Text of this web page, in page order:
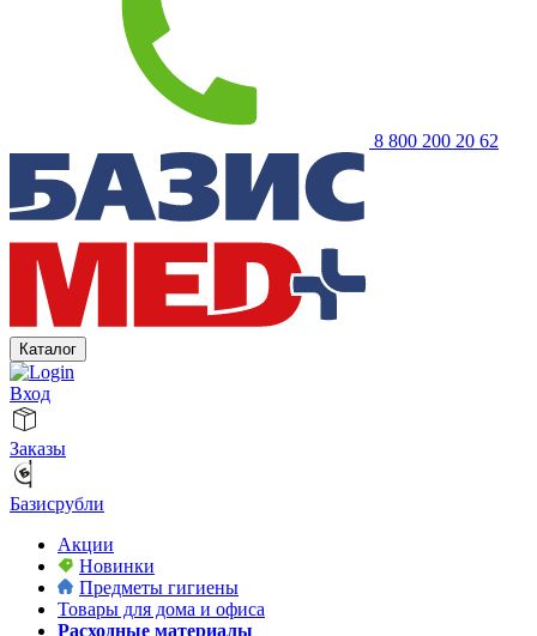
8 800 200 20 62
Каталог
Вход
Заказы
Базисрубли
Акции
Новинки
Предметы гигиены
Товары для дома и офиса
Расходные материалы